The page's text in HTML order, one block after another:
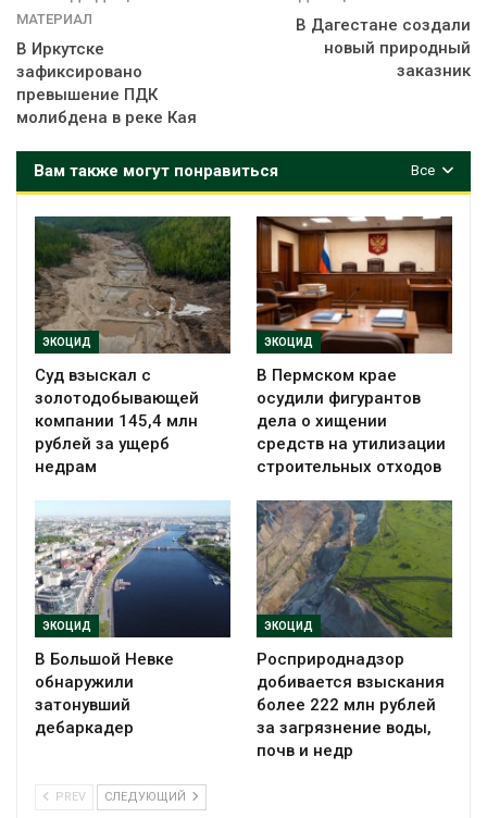
МАТЕРИАЛ
В Иркутске
зафиксировано
превышение ПДК
молибдена в реке Кая
В Дагестане создали
новый природный
заказник
Все
Вам также могут понравиться
ЭКОЦИД
Суд взыскал с
золотодобывающей
компании 145,4 млн
рублей за ущерб
недрам
ЭКОЦИД
В Пермском крае
осудили фигурантов
дела о хищении
средств на утилизации
строительных отходов
ЭКОЦИД
В Большой Невке
обнаружили
затонувший
дебаркадер
ЭКОЦИД
Росприроднадзор
добивается взыскания
более 222 млн рублей
за загрязнение воды,
почв и недр
PREV СЛЕДУЮЩИЙ